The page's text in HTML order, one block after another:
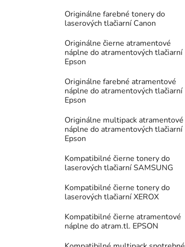
Originálne farebné tonery do
laserových tlačiarní Canon
Originálne čierne atramentové
náplne do atramentových tlačiarní
Epson
Originálne farebné atramentové
náplne do atramentových tlačiarní
Epson
Originálne multipack atramentové
náplne do atramentových tlačiarní
Epson
Kompatibilné čierne tonery do
laserových tlačiarní SAMSUNG
Kompatibilné čierne tonery do
laserových tlačiarní XEROX
Kompatibilné čierne atramentové
náplne do atram.tl. EPSON